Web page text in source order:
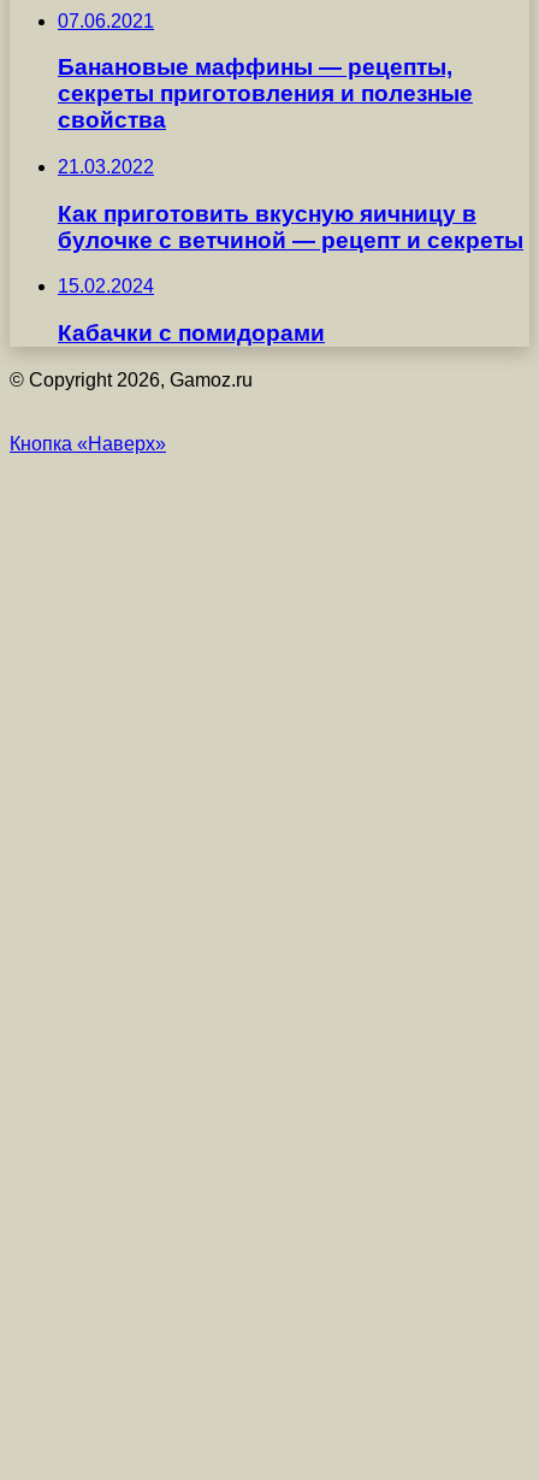
07.06.2021
Банановые маффины — рецепты,
секреты приготовления и полезные
свойства
21.03.2022
Как приготовить вкусную яичницу в
булочке с ветчиной — рецепт и секреты
15.02.2024
Кабачки с помидорами
© Copyright 2026, Gamoz.ru
Кнопка «Наверх»